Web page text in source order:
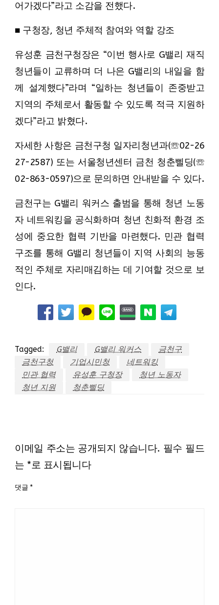
어가겠다”라고 소감을 전했다.
■ 구청장, 청년 주체적 참여와 역할 강조
유성훈 금천구청장은 “이번 행사로 G밸리 재직
청년들이 교류하며 더 나은 G밸리의 내일을 함
께 설계했다”라며 “일하는 청년들이 존중받고
지역의 주체로서 활동할 수 있도록 적극 지원하
겠다”라고 밝혔다.
자세한 사항은 금천구청 일자리청년과(☏02-26
27-2587) 또는 서울청년센터 금천 청춘삘딩(☏
02-863-0597)으로 문의하면 안내받을 수 있다.
금천구는 G밸리 워커스 출범을 통해 청년 노동
자 네트워킹을 공식화하며 청년 친화적 환경 조
성에 중요한 협력 기반을 마련했다. 민관 협력
구조를 통해 G밸리 청년들이 지역 사회의 능동
적인 주체로 자리매김하는 데 기여할 것으로 보
인다.
Tagged: G밸리 G밸리 워커스
금천구
금천구청
기업시민청
네트워킹
민관 협력
유성훈 구청장
청년 노동자
청년 지원
청춘삘딩
이메일 주소는 공개되지 않습니다. 필수 필드
는 *로 표시됩니다
댓글 *